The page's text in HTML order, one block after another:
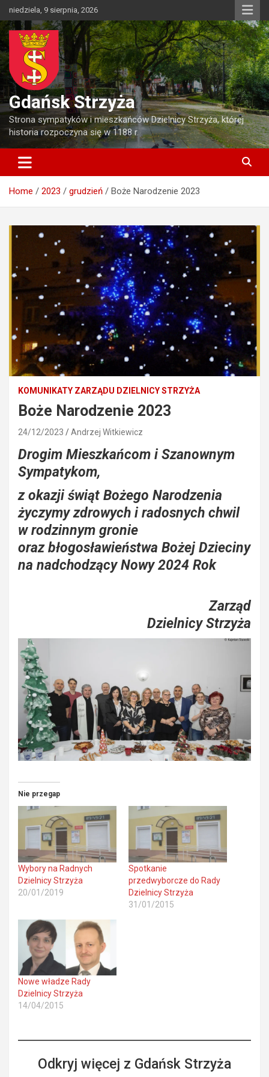
Skip
to
content
niedziela, 9 sierpnia, 2026
Gdańsk Strzyża
Strona sympatyków i mieszkańców Dzielnicy Strzyża, której
historia rozpoczyna się w 1188 r.
Home 2023 grudzień Boże Narodzenie 2023
KOMUNIKATY ZARZĄDU DZIELNICY STRZYŻA
Boże Narodzenie 2023
24/12/2023 Andrzej Witkiewicz
Drogim Mieszkańcom i Szanownym
Sympatykom,
z okazji świąt Bożego Narodzenia
życzymy zdrowych i radosnych chwil
w rodzinnym gronie
oraz błogosławieństwa Bożej Dzieciny
na nadchodzący Nowy 2024 Rok
Zarząd
Dzielnicy Strzyża
Nie przegap
Wybory na Radnych
Dzielnicy Strzyża
20/01/2019
Spotkanie
przedwyborcze do Rady
Dzielnicy Strzyża
31/01/2015
Nowe władze Rady
Dzielnicy Strzyża
14/04/2015
Odkryj więcej z Gdańsk Strzyża